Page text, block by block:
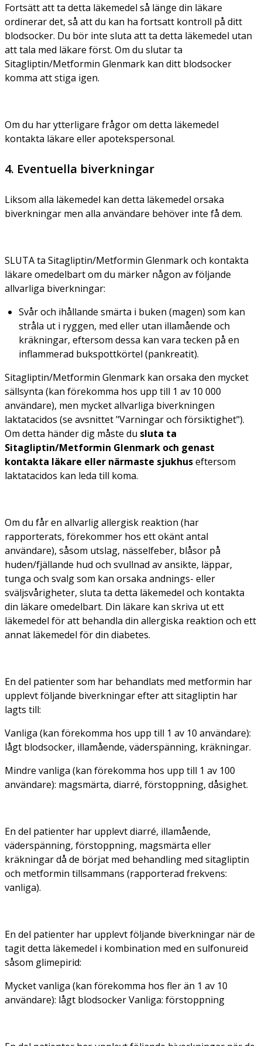
Fortsätt att ta detta läkemedel så länge din läkare
ordinerar det, så att du kan ha fortsatt kontroll på ditt
blodsocker. Du bör inte sluta att ta detta läkemedel utan
att tala med läkare först. Om du slutar ta
Sitagliptin/Metformin Glenmark kan ditt blodsocker
komma att stiga igen.
Om du har ytterligare frågor om detta läkemedel
kontakta läkare eller apotekspersonal.
4. Eventuella biverkningar
Liksom alla läkemedel kan detta läkemedel orsaka
biverkningar men alla användare behöver inte få dem.
SLUTA ta Sitagliptin/Metformin Glenmark och kontakta
läkare omedelbart om du märker någon av följande
allvarliga biverkningar:
Svår och ihållande smärta i buken (magen) som kan
stråla ut i ryggen, med eller utan illamående och
kräkningar, eftersom dessa kan vara tecken på en
inflammerad bukspottkörtel (pankreatit).
Sitagliptin/Metformin Glenmark kan orsaka den mycket
sällsynta (kan förekomma hos upp till 1 av 10 000
användare), men mycket allvarliga biverkningen
laktatacidos (se avsnittet "Varningar och försiktighet").
Om detta händer dig måste du sluta ta
Sitagliptin/Metformin Glenmark och genast
kontakta läkare eller närmaste sjukhuseftersom
laktatacidos kan leda till koma.
Om du får en allvarlig allergisk reaktion (har
rapporterats, förekommer hos ett okänt antal
användare), såsom utslag, nässelfeber, blåsor på
huden/fjällande hud och svullnad av ansikte, läppar,
tunga och svalg som kan orsaka andnings- eller
sväljsvårigheter, sluta ta detta läkemedel och kontakta
din läkare omedelbart. Din läkare kan skriva ut ett
läkemedel för att behandla din allergiska reaktion och ett
annat läkemedel för din diabetes.
En del patienter som har behandlats med metformin har
upplevt följande biverkningar efter att sitagliptin har
lagts till:
Vanliga (kan förekomma hos upp till 1 av 10 användare):
lågt blodsocker, illamående, väderspänning, kräkningar.
Mindre vanliga (kan förekomma hos upp till 1 av 100
användare): magsmärta, diarré, förstoppning, dåsighet.
En del patienter har upplevt diarré, illamående,
väderspänning, förstoppning, magsmärta eller
kräkningar då de börjat med behandling med sitagliptin
och metformin tillsammans (rapporterad frekvens:
vanliga).
En del patienter har upplevt följande biverkningar när de
tagit detta läkemedel i kombination med en sulfonureid
såsom glimepirid:
Mycket vanliga (kan förekomma hos fler än 1 av 10
användare): lågt blodsocker Vanliga: förstoppning